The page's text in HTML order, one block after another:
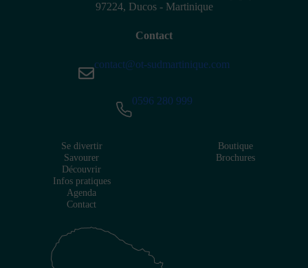
97224, Ducos - Martinique
Contact
contact@ot-sudmartinique.com
0596 280 999
Se divertir
Savourer
Découvrir
Infos pratiques
Agenda
Contact
Boutique
Brochures